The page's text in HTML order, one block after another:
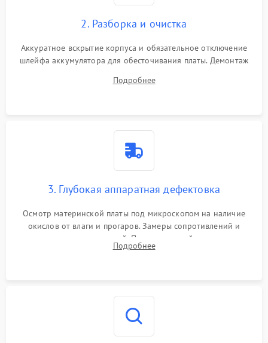
2. Разборка и очистка
Аккуратное вскрытие корпуса и обязательное отключение
шлейфа аккумулятора для обесточивания платы. Демонтаж
высохшей термопасты с кристаллов чипов.
Подробнее
3. Глубокая аппаратная дефектовка
Осмотр материнской платы под микроскопом на наличие
окислов от влаги и прогаров. Замеры сопротивлений и
дежурных напряжений. Проверка цепей питания,
мультиконтроллера, процессора и видеочипа.
Подробнее